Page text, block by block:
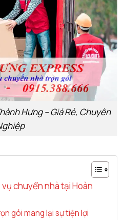
Hưng – Giá Rẻ, Chuyên
chuyển nhà tại Hoàn
gói mang lại sự tiện lợi